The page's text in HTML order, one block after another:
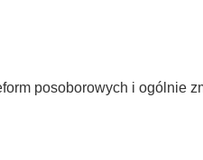
posoborowych i ogólnie